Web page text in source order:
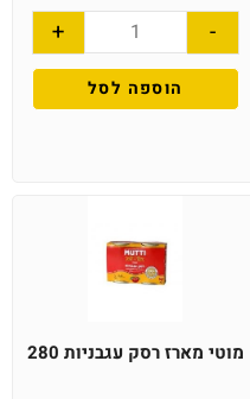
-
+
הוספה לסל
מוטי מארז רסק עגבניות 280